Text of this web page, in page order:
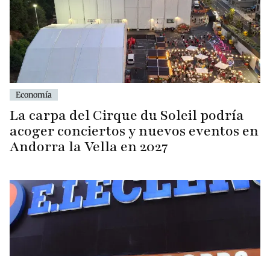
Economía
La carpa del Cirque du Soleil podría
acoger conciertos y nuevos eventos en
Andorra la Vella en 2027